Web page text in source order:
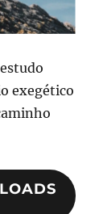
exegético